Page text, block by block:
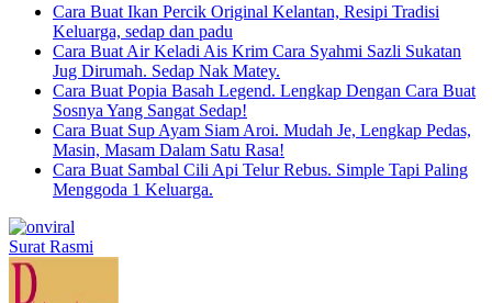
Cara Buat Ikan Percik Original Kelantan, Resipi Tradisi
Keluarga, sedap dan padu
Cara Buat Air Keladi Ais Krim Cara Syahmi Sazli Sukatan
Jug Dirumah. Sedap Nak Matey.
Cara Buat Popia Basah Legend. Lengkap Dengan Cara Buat
Sosnya Yang Sangat Sedap!
Cara Buat Sup Ayam Siam Aroi. Mudah Je, Lengkap Pedas,
Masin, Masam Dalam Satu Rasa!
Cara Buat Sambal Cili Api Telur Rebus. Simple Tapi Paling
Menggoda 1 Keluarga.
Surat Rasmi